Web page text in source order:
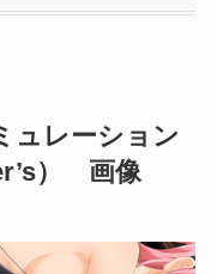
ュレーション
） 画像